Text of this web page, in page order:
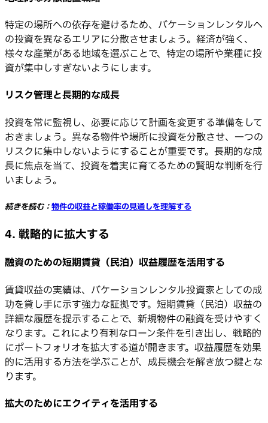
特定の場所への依存を避けるため、バケーションレンタルへ
の投資を異なるエリアに分散させましょう。経済が強く、
様々な産業がある地域を選ぶことで、特定の場所や業種に投
資が集中しすぎないようにします。
リスク管理と長期的な成長
投資を常に監視し、必要に応じて計画を変更する準備をして
おきましょう。異なる物件や場所に投資を分散させ、一つの
リスクに集中しないようにすることが重要です。長期的な成
長に焦点を当て、投資を着実に育てるための賢明な判断を行
いましょう。
続きを読む：物件の収益と稼働率の見通しを理解する
4. 戦略的に拡大する
融資のための短期賃貸（民泊）収益履歴を活用する
賃貸収益の実績は、バケーションレンタル投資家としての成
功を貸し手に示す強力な証拠です。短期賃貸（民泊）収益の
詳細な履歴を提示することで、新規物件の融資を受けやすく
なります。これにより有利なローン条件を引き出し、戦略的
にポートフォリオを拡大する道が開きます。収益履歴を効果
的に活用する方法を学ぶことが、成長機会を解き放つ鍵とな
ります。
拡大のためにエクイティを活用する